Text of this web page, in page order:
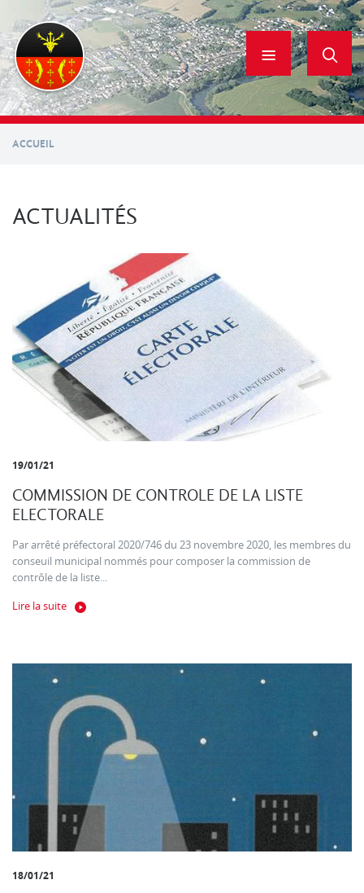
contenu
principal
ACCUEIL
ACTUALITÉS
19/01/21
COMMISSION DE CONTROLE DE LA LISTE
ELECTORALE
Par arrêté préfectoral 2020/746 du 23 novembre 2020, les membres du
conseuil municipal nommés pour composer la commission de
contrôle de la liste...
Lire la suite
18/01/21